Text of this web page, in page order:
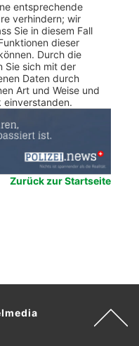
entsprechende
verhindern; wir
Sie in diesem Fall
dieser
Durch die
Sie sich mit der
Daten durch
Art und Weise und
Zurück zur Startseite